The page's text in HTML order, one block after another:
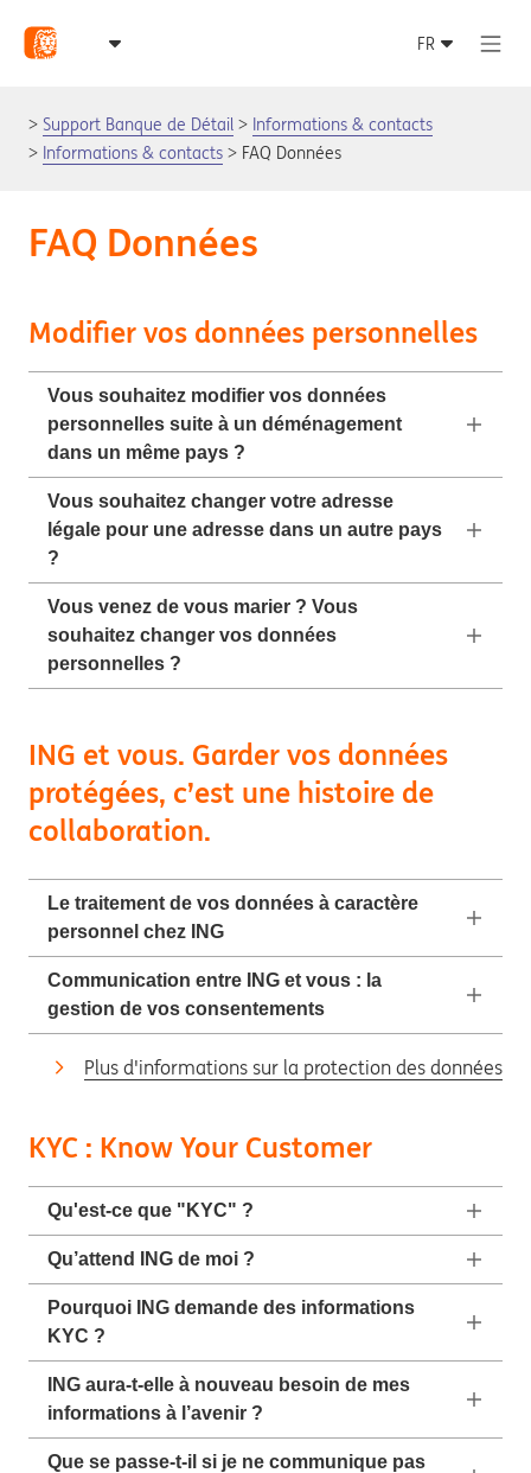
Support Banque de Détail
Informations & contacts
Informations & contacts
FAQ Données
FAQ Données
Modifier vos données personnelles
Vous souhaitez modifier vos données
personnelles suite à un déménagement
dans un même pays ?
Vous souhaitez changer votre adresse
légale pour une adresse dans un autre pays
?
Vous venez de vous marier ? Vous
souhaitez changer vos données
personnelles ?
ING et vous. Garder vos données
protégées, c’est une histoire de
collaboration.
Le traitement de vos données à caractère
personnel chez ING
Communication entre ING et vous : la
gestion de vos consentements
Plus d'informations sur la protection des données
KYC : Know Your Customer
Qu'est-ce que "KYC" ?
Qu’attend ING de moi ?
Pourquoi ING demande des informations
KYC ?
ING aura-t-elle à nouveau besoin de mes
informations à l’avenir ?
Que se passe-t-il si je ne communique pas